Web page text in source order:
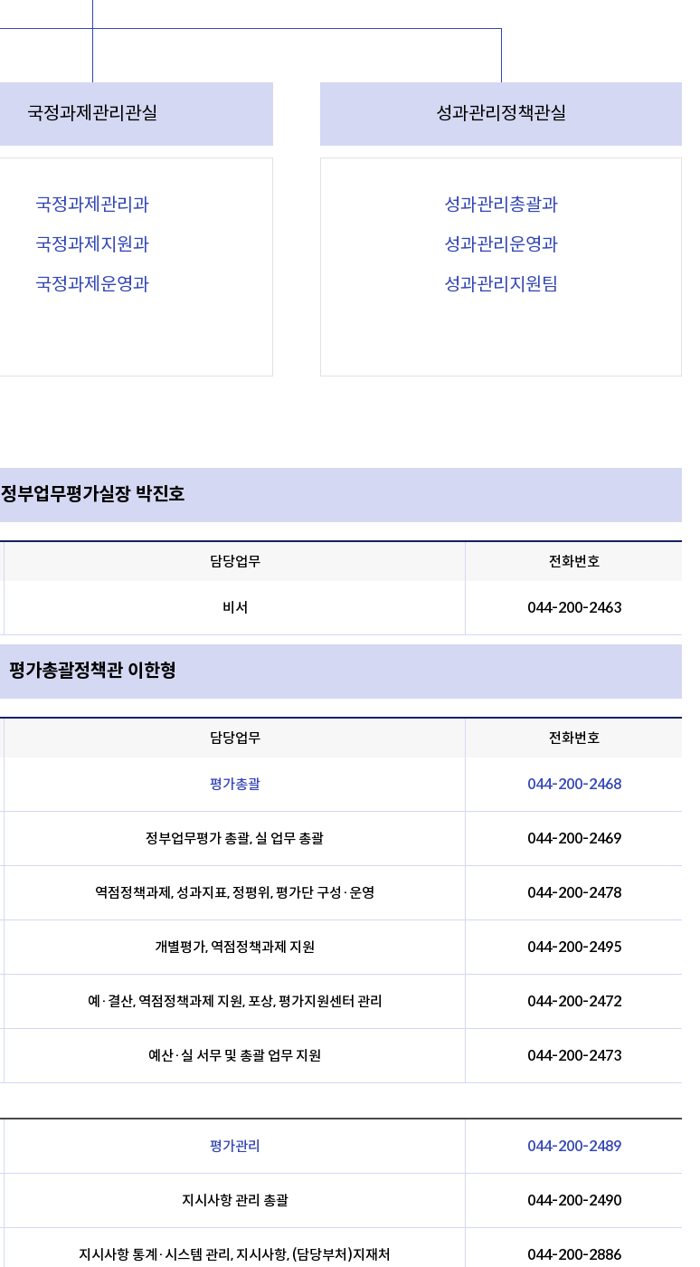
국정과제관리관실
국정과제관리과
국정과제지원과
국정과제운영과
성과관리정책관실
성과관리총괄과
성과관리운영과
성과관리지원팀
정부업무평가실장 박진호
담당업무 전화번호
비서 044-200-2463
평가총괄정책관 이한형
담당업무 전화번호
평가총괄 044-200-2468
정부업무평가 총괄, 실 업무 총괄 044-200-2469
역점정책과제, 성과지표, 정평위, 평가단 구성·운영 044-200-2478
개별평가, 역점정책과제 지원 044-200-2495
예·결산, 역점정책과제 지원, 포상, 평가지원센터 관리 044-200-2472
예산·실 서무 및 총괄 업무 지원 044-200-2473
평가관리 044-200-2489
지시사항 관리 총괄 044-200-2490
지시사항 통계·시스템 관리, 지시사항, (담당부처)지재처 044-200-2886